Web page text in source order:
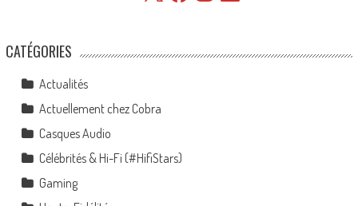
CATÉGORIES
Actualités
Actuellement chez Cobra
Casques Audio
Célébrités & Hi-Fi (#HifiStars)
Gaming